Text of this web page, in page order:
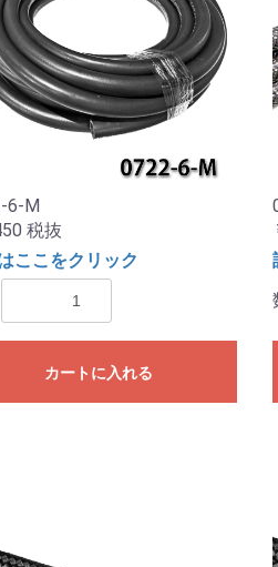
6-M
税抜
ここをクリック
カートに入れる